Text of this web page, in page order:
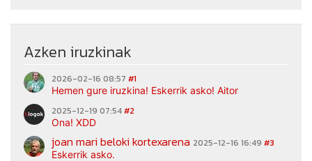
Azken iruzkinak
2026-02-16 08:57 #1
Hemen gure iruzkina! Eskerrik asko! Aitor
2025-12-19 07:54#2
Ona! XDD
joan mari beloki kortexarena 2025-12-16 16:49 #3
Eskerrik asko.